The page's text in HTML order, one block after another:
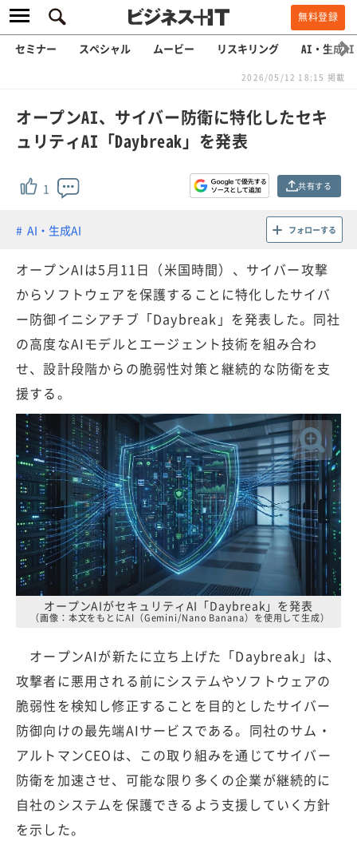
無料登録
セミナー スペシャル ムービー リスキリング AI・生成AI
2026/05/12 18:15 掲載
オープンAI、サイバー防衛に特化したセキ
ュリティAI「Daybreak」を発表
1 共有する
AI・生成AI フォローする
オープンAIは5月11日（米国時間）、サイバー攻撃
からソフトウェアを保護することに特化したサイバ
ー防御イニシアチブ「Daybreak」を発表した。同社
の高度なAIモデルとエージェント技術を組み合わ
せ、設計段階からの脆弱性対策と継続的な防衛を支
援する。
オープンAIがセキュリティAI「Daybreak」を発表
（画像：本文をもとにAI（Gemini/Nano Banana）を使用して生成）
オープンAIが新たに立ち上げた「Daybreak」は、
攻撃者に悪用される前にシステムやソフトウェアの
脆弱性を検知し修正することを目的としたサイバー
防御向けの最先端AIサービスである。同社のサム・
アルトマンCEOは、この取り組みを通じてサイバー
防衛を加速させ、可能な限り多くの企業が継続的に
自社のシステムを保護できるよう支援していく方針
を示した。